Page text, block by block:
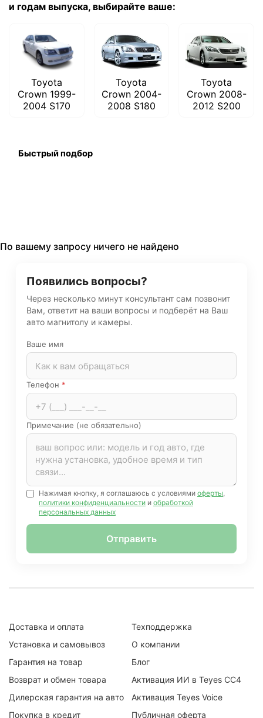
и годам выпуска, выбирайте ваше:
Toyota
Crown 1999-
2004 S170
Toyota
Crown 2004-
2008 S180
Toyota
Crown 2008-
2012 S200
Быстрый подбор
По вашему запросу ничего не найдено
Появились вопросы?
Через несколько минут консультант сам позвонит
Вам, ответит на ваши вопросы и подберёт на Ваш
авто магнитолу и камеры.
Ваше имя
Телефон *
Примечание (не обязательно)
Нажимая кнопку, я соглашаюсь с условиями оферты,
политики конфиденциальности и обработкой
персональных данных
Отправить
Доставка и оплата
Установка и самовывоз
Гарантия на товар
Возврат и обмен товара
Дилерская гарантия на авто
Покупка в кредит
Техподдержка
О компании
Блог
Активация ИИ в Teyes CC4
Активация Teyes Voice
Публичная оферта